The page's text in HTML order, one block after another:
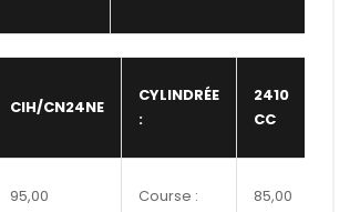
CIH/CN24NE
CYLINDRÉE
:
2410
CC
95,00 Course : 85,00